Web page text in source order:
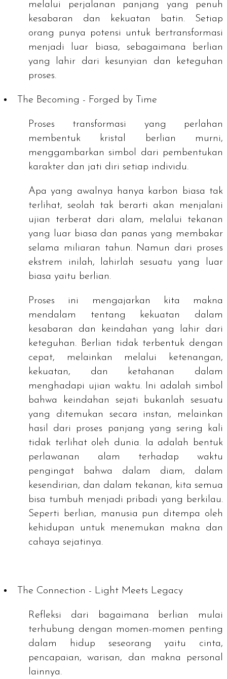
melalui perjalanan panjang yang penuh
kesabaran dan kekuatan batin. Setiap
orang punya potensi untuk bertransformasi
menjadi luar biasa, sebagaimana berlian
yang lahir dari kesunyian dan keteguhan
proses.
The Becoming - Forged by Time
Proses transformasi yang perlahan
membentuk kristal berlian murni,
menggambarkan simbol dari pembentukan
karakter dan jati diri setiap individu.
Apa yang awalnya hanya karbon biasa tak
terlihat, seolah tak berarti akan menjalani
ujian terberat dari alam, melalui tekanan
yang luar biasa dan panas yang membakar
selama miliaran tahun. Namun dari proses
ekstrem inilah, lahirlah sesuatu yang luar
biasa yaitu berlian.
Proses ini mengajarkan kita makna
mendalam tentang kekuatan dalam
kesabaran dan keindahan yang lahir dari
keteguhan. Berlian tidak terbentuk dengan
cepat, melainkan melalui ketenangan,
kekuatan, dan ketahanan dalam
menghadapi ujian waktu. Ini adalah simbol
bahwa keindahan sejati bukanlah sesuatu
yang ditemukan secara instan, melainkan
hasil dari proses panjang yang sering kali
tidak terlihat oleh dunia. Ia adalah bentuk
perlawanan alam terhadap waktu
pengingat bahwa dalam diam, dalam
kesendirian, dan dalam tekanan, kita semua
bisa tumbuh menjadi pribadi yang berkilau.
Seperti berlian, manusia pun ditempa oleh
kehidupan untuk menemukan makna dan
cahaya sejatinya.
The Connection - Light Meets Legacy
Refleksi dari bagaimana berlian mulai
terhubung dengan momen-momen penting
dalam hidup seseorang yaitu cinta,
pencapaian, warisan, dan makna personal
lainnya.